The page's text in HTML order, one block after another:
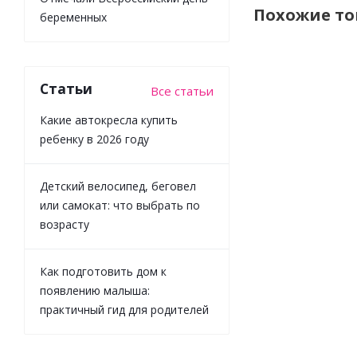
Похожие
беременных
Статьи Все статьи
Какие автокресла купить
ребенку в 2026 году
Детский велосипед, беговел
или самокат: что выбрать по
возрасту
Как подготовить дом к
появлению малыша:
практичный гид для родителей